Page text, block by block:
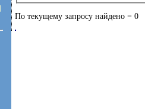
По текущему запросу найдено = 0